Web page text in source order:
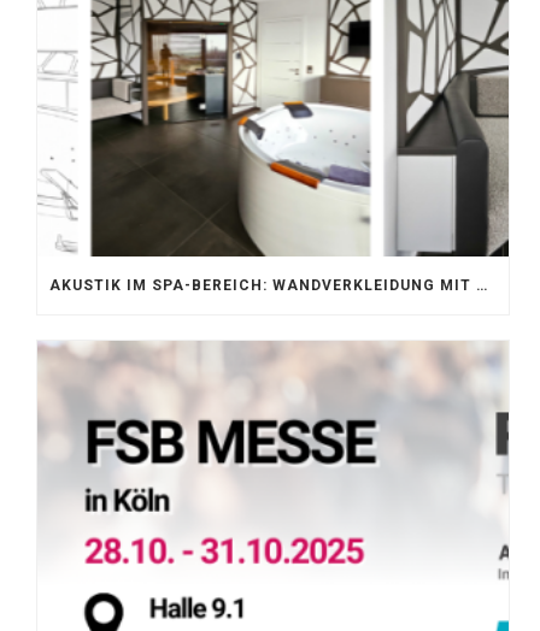
AKUSTIK IM SPA-BEREICH: WANDVERKLEIDUNG MIT SILENTPROTECT CORE